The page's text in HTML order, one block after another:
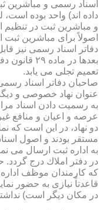
اسناد رسمی و مباشرین
داده اند) واحد بوده
و مباشرین ثبت در تنظیم
اصولاً برای مباشرین ثبت
دفاتر اسناد رسمی نیز
تعمیم تجلی می یابد.
صاحبان دفاتر اسناد
عنوان نهاد خصوصی و
به رسمیت دادن اسناد
عرصه و اعیان و منافع
دو نهاد، در این است كه
مستقر بودند و اصول
به اداره ثبت ارسال می
در دفتر املاك درج گردد.
كه كارمندان موظف اداره
قاعدتاً نیازی به حضور
در مكان دیگر است)